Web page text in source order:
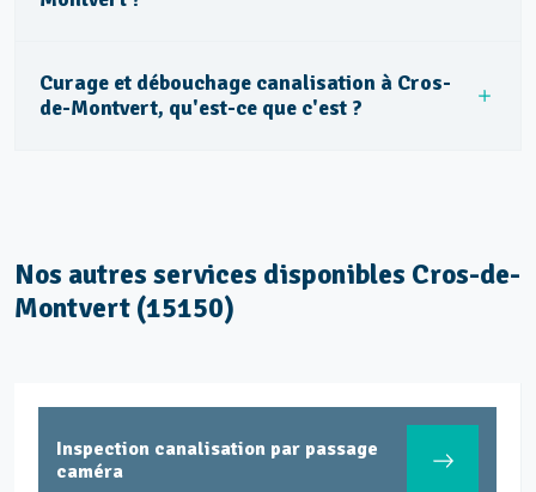
Curage et débouchage canalisation à Cros-
de-Montvert, qu'est-ce que c'est ?
Nos autres services disponibles Cros-de-
Montvert (15150)
Inspection canalisation par passage
caméra